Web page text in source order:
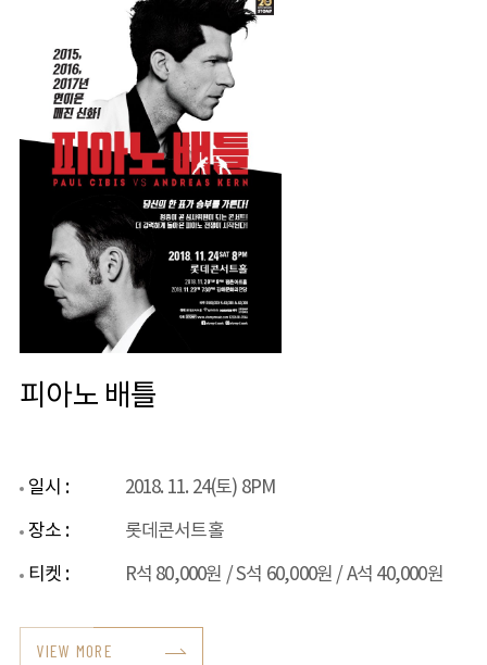
피아노 배틀
일시 :
2018. 11. 24(토) 8PM
장소 :
롯데콘서트홀
티켓 :
R석 80,000원 / S석 60,000원 / A석 40,000원
VIEW MORE